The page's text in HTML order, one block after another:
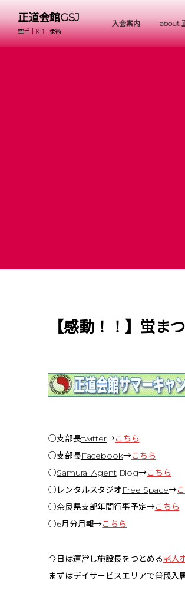
正道会館GSJ
空手｜K-1｜柔術
入会案内 about
【感動！！】蛍ま
○支部長twitter→こちら
○支部長Facebook→こちら
○Samurai AgentBlog→こちら
○レンタルスタジオFree Space→
○奈良県支部年間行事予定→こちら
○6月分月報→こちら
今日は運営し施設長をつとめる老人
まずはデイサービスエリアで普段入